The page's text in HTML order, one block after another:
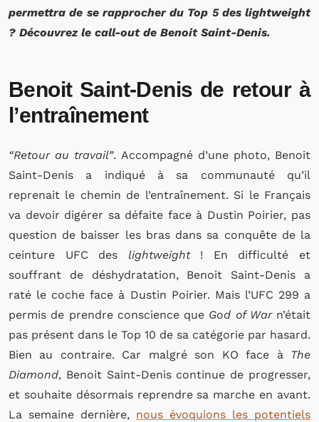
permettra de se rapprocher du Top 5 des lightweight
? Découvrez le call-out de Benoit Saint-Denis.
Benoit Saint-Denis de retour à
l’entraînement
“Retour au travail”. Accompagné d’une photo, Benoit
Saint-Denis a indiqué à sa communauté qu’il
reprenait le chemin de l’entraînement. Si le Français
va devoir digérer sa défaite face à Dustin Poirier, pas
question de baisser les bras dans sa conquête de la
ceinture UFC des lightweight! En difficulté et
souffrant de déshydratation, Benoit Saint-Denis a
raté le coche face à Dustin Poirier. Mais l’UFC 299 a
permis de prendre conscience que God of Warn’était
pas présent dans le Top 10 de sa catégorie par hasard.
Bien au contraire. Car malgré son KO face à The
Diamond, Benoit Saint-Denis continue de progresser,
et souhaite désormais reprendre sa marche en avant.
La semaine dernière, nous évoquions les potentiels